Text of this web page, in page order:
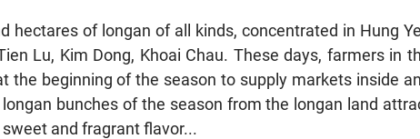
hectares of longan of all kinds, concentrated in Hung
Lu, Kim Dong, Khoai Chau. These days, farmers in
the beginning of the season to supply markets inside
bunches of the season from the longan land
and fragrant flavor...